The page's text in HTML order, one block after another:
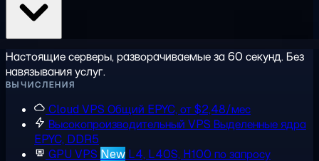
Настоящие серверы, разворачиваемые за 60 секунд. Без
навязывания услуг.
ВЫЧИСЛЕНИЯ
Cloud VPS Общий EPYC, от $2,48/мес
Высокопроизводительный VPS Выделенные ядра
EPYC, DDR5
GPU VPS New L4, L40S, H100 по запросу